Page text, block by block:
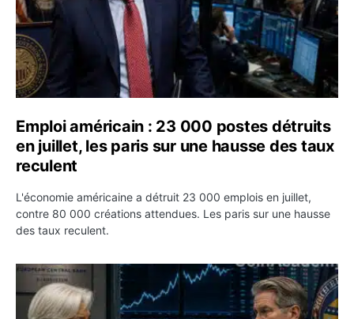
Emploi américain : 23 000 postes détruits
en juillet, les paris sur une hausse des taux
reculent
L'économie américaine a détruit 23 000 emplois en juillet,
contre 80 000 créations attendues. Les paris sur une hausse
des taux reculent.
Yen : Washington a vendu des euros sans prévenir la